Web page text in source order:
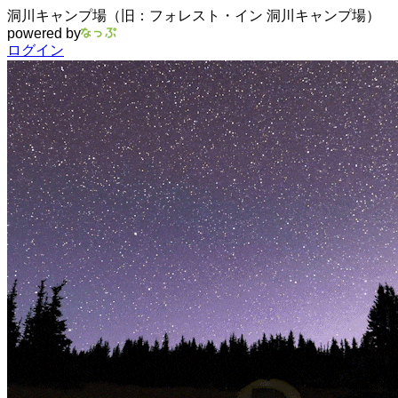
洞川キャンプ場（旧：フォレスト・イン 洞川キャンプ場）
powered by
ログイン